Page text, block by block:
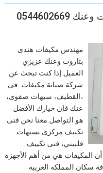
مهندس مكيفات هندى
بتاروت وعنك عزيزي
العميل إذا كنت تبحث عن
شركة صيانة مكيفات في
،القطيف، سيهات صفوى،
عنك فإن خيارك الأفضل
هو التواصل معنا نحن فنى
تكييف مركزى بسيهات
فلبيني، فنى تكييف
المكيفات هي من أهم الأجهزة
سكان المملكه العربيه